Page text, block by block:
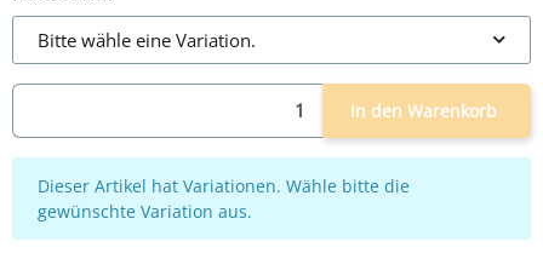
Bitte wähle eine Variation.
In den Warenkorb
x
Dieser Artikel hat Variationen. Wähle bitte die
gewünschte Variation aus.